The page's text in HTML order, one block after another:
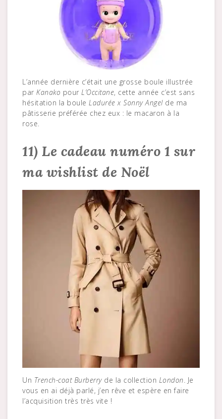
L’année dernière c’était une grosse boule illustrée
par Kanako pour L’Occitane, cette année c’est sans
hésitation la boule Ladurée x Sonny Angel de ma
pâtisserie préférée chez eux : le macaron à la
rose.
11) Le cadeau numéro 1 sur
ma wishlist de Noël
Un Trench-coat Burberry de la collection London. Je
vous en ai déjà parlé, j’en rêve et espère en faire
l’acquisition très très vite !